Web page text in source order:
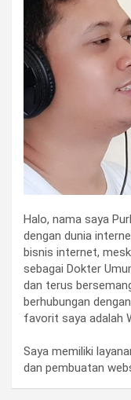
Halo, nama saya
dengan dunia
bisnis internet,
sebagai Dokter
dan terus
berhubungan
favorit saya adalah
Saya memiliki
dan pembuatan